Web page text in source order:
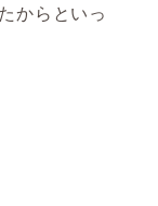
からといっ